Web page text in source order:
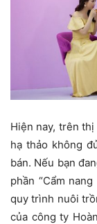
Hiện nay, trên
hạ thảo không
bán. Nếu bạn
phần “Cẩm
quy trình nuôi
của công ty